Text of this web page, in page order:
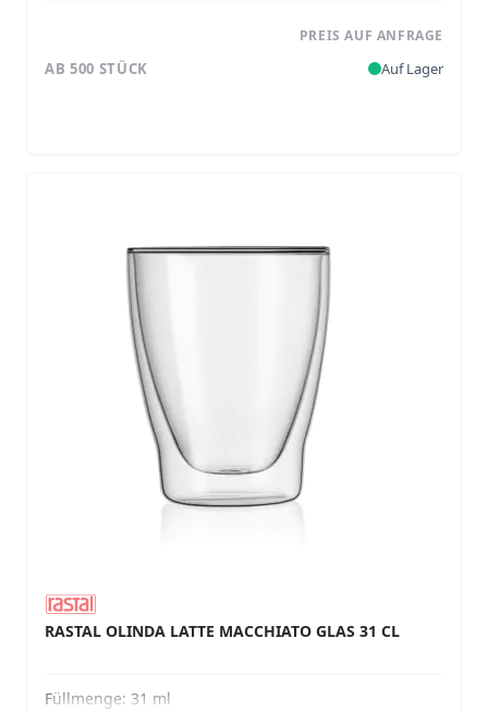
PREIS AUF ANFRAGE
AB 500 STÜCK Auf Lager
RASTAL OLINDA LATTE MACCHIATO GLAS 31 CL
Füllmenge: 31 ml